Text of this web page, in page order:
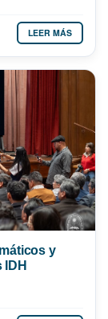
LEER MÁS
y